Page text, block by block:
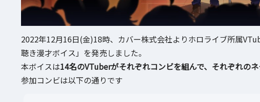
2022年12月16日(金)18時、カバー株式会社よりホロライブ所属
聴き漫才ボイス」を発売しました。
本ボイスは14名のVTuberがそれぞれコンビを組んで、それぞれの
参加コンビは以下の通りです